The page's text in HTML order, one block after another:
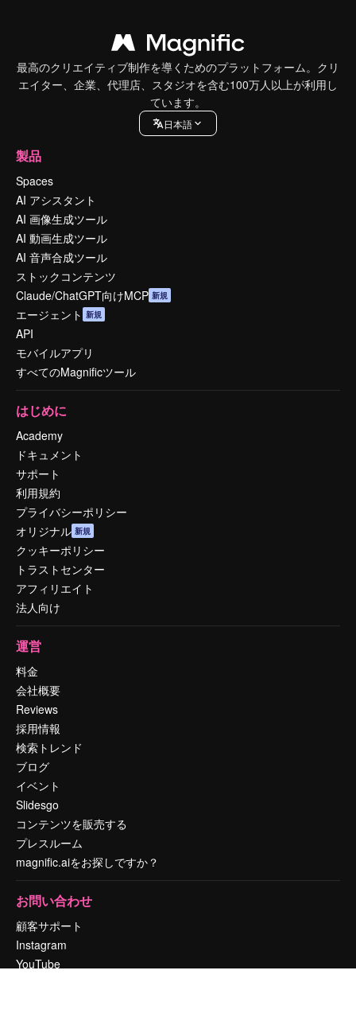
最高のクリエイティブ制作を導くためのプラットフォーム。クリ
エイター、企業、代理店、スタジオを含む100万人以上が利用し
ています。
日本語
製品
Spaces
AI アシスタント
AI 画像生成ツール
AI 動画生成ツール
AI 音声合成ツール
ストックコンテンツ
Claude/ChatGPT向けMCP 新規
エージェント 新規
API
モバイルアプリ
すべてのMagnificツール
はじめに
Academy
ドキュメント
サポート
利用規約
プライバシーポリシー
オリジナル 新規
クッキーポリシー
トラストセンター
アフィリエイト
法人向け
運営
料金
会社概要
Reviews
採用情報
検索トレンド
ブログ
イベント
Slidesgo
コンテンツを販売する
プレスルーム
magnific.aiをお探しですか？
お問い合わせ
顧客サポート
Instagram
YouTube